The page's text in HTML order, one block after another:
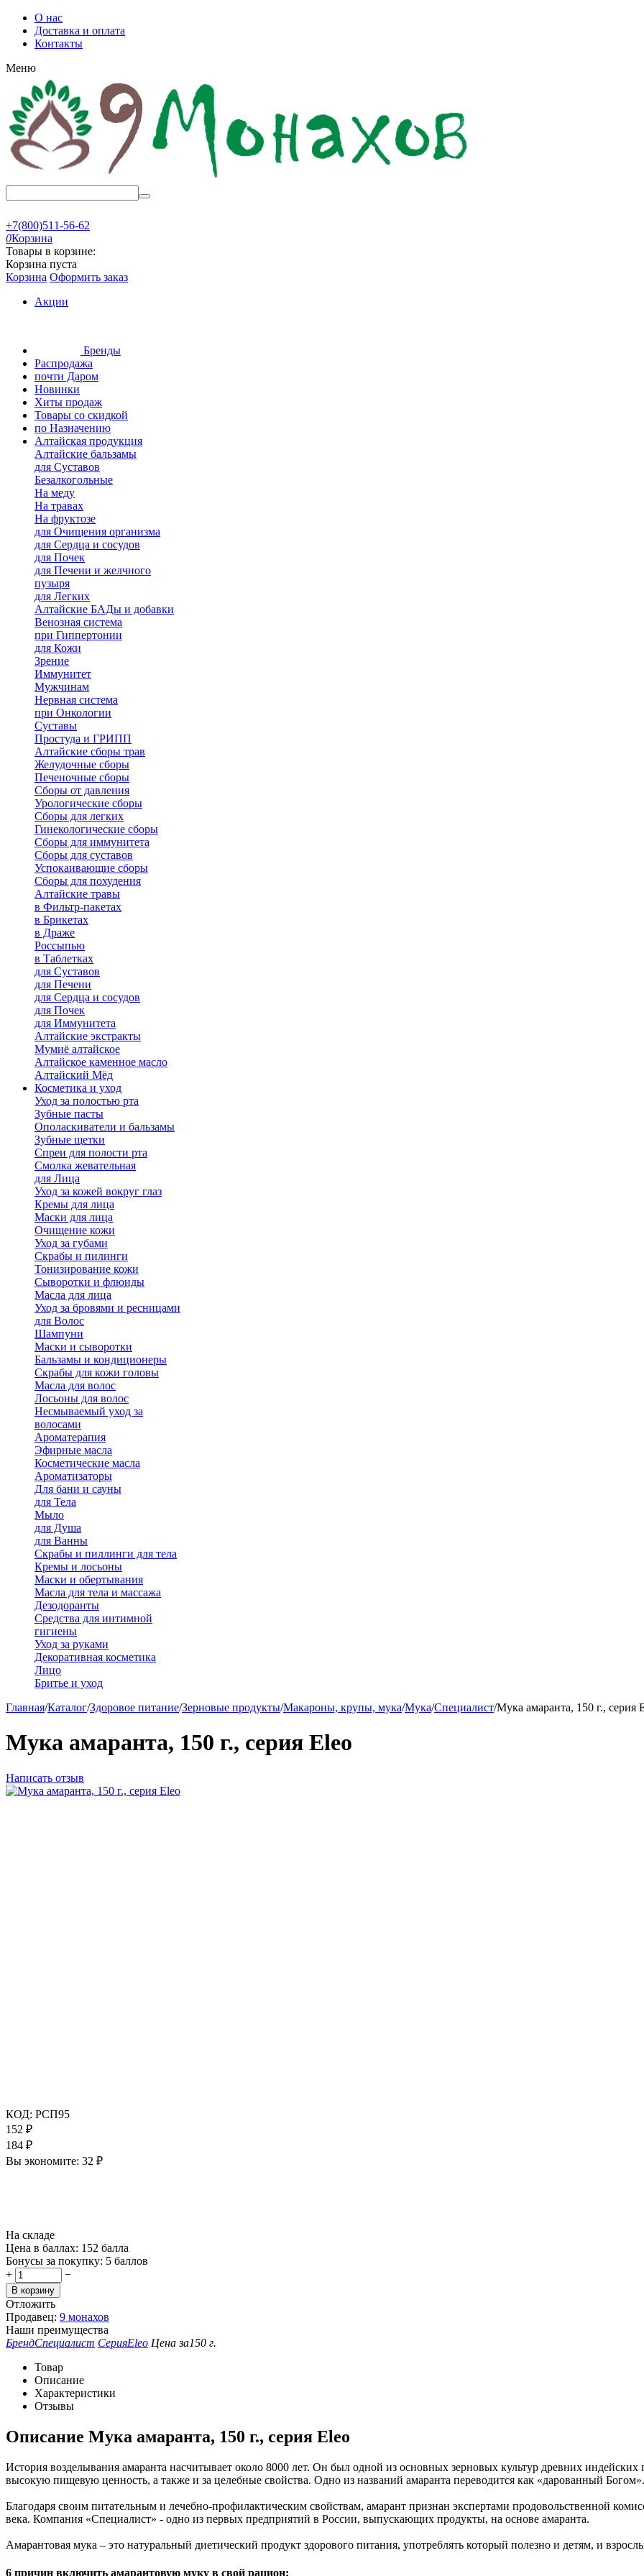
О нас
Доставка и оплата
Контакты
Меню
+7(800)511-56-62
0Корзина
Товары в корзине:
Корзина пуста
Корзина Оформить заказ
Акции
Бренды
Распродажа
почти Даром
Новинки
Хиты продаж
Товары со скидкой
по Назначению
Алтайская продукция
Алтайские бальзамы
для Суставов
Безалкогольные
На меду
На травах
На фруктозе
для Очищения организма
для Сердца и сосудов
для Почек
для Печени и желчного
пузыря
для Легких
Алтайские БАДы и добавки
Венозная система
при Гиппертонии
для Кожи
Зрение
Иммунитет
Мужчинам
Нервная система
при Онкологии
Суставы
Простуда и ГРИПП
Алтайские сборы трав
Желудочные сборы
Печеночные сборы
Сборы от давления
Урологические сборы
Сборы для легких
Гинекологические сборы
Сборы для иммунитета
Сборы для суставов
Успокаивающие сборы
Сборы для похудения
Алтайские травы
в Фильтр-пакетах
в Брикетах
в Драже
Россыпью
в Таблетках
для Cуставов
для Печени
для Сердца и сосудов
для Почек
для Иммунитета
Алтайские экстракты
Мумиё алтайское
Алтайское каменное масло
Алтайский Мёд
Косметика и уход
Уход за полостью рта
Зубные пасты
Ополаскиватели и бальзамы
Зубные щетки
Спреи для полости рта
Смолка жевательная
для Лица
Уход за кожей вокруг глаз
Кремы для лица
Маски для лица
Очищение кожи
Уход за губами
Скрабы и пилинги
Тонизирование кожи
Сыворотки и флюиды
Масла для лица
Уход за бровями и ресницами
для Волос
Шампуни
Маски и сыворотки
Бальзамы и кондиционеры
Скрабы для кожи головы
Масла для волос
Лосьоны для волос
Несмываемый уход за
волосами
Ароматерапия
Эфирные масла
Косметические масла
Ароматизаторы
Для бани и сауны
для Тела
Мыло
для Душа
для Ванны
Скрабы и пиллинги для тела
Кремы и лосьоны
Маски и обертывания
Масла для тела и массажа
Дезодоранты
Средства для интимной
гигиены
Уход за руками
Декоративная косметика
Лицо
Бритье и уход
Главная/Каталог/Здоровое питание/Зерновые продукты/Макароны, крупы, мука/Мука/Специалист/Мука амаранта, 150 г., серия
Мука амаранта, 150 г., серия Eleo
Написать отзыв
КОД: РСП95
152 ₽
184 ₽
Вы экономите: 32 ₽
На складе
Цена в баллах: 152 балла
Бонусы за покупку: 5 баллов
+
−
В корзину
Отложить
Продавец: 9 монахов
Наши преимущества
БрендСпециалист СерияEleo Цена за150 г.
Товар
Описание
Характеристики
Отзывы
Описание Мука амаранта, 150 г., серия Eleo
История возделывания амаранта насчитывает около 8000 лет. Он был одной из основных зерновых культур древних
высокую пищевую ценность, а также и за целебные свойства. Одно из названий амаранта переводится как «дарованный Богом».
Благодаря своим питательным и лечебно-профилактическим свойствам, амарант признан экспертами продовольственной
века. Компания «Специалист» - одно из первых предприятий в России, выпускающих продукты, на основе амаранта.
Амарантовая мука – это натуральный диетический продукт здорового питания, употреблять который полезно и детям, и
6 причин включить амарантовую муку в свой рацион: